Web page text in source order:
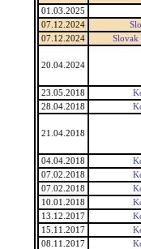
01.03.2025
07.12.2024
07.12.2024
Slovak
20.04.2024
23.05.2018
28.04.2018
21.04.2018
04.04.2018
07.02.2018
07.02.2018
10.01.2018
13.12.2017
15.11.2017
08.11.2017